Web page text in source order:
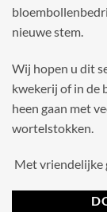
nieuwe stem.
Wij hopen u dit
kwekerij of in de
heen gaan met
wortelstokken.
Met vriendelijke